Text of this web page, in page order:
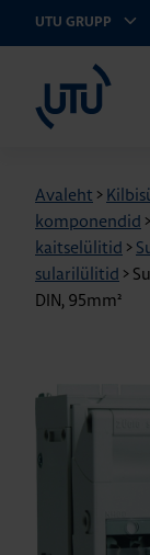
UTU GRUPP
Avaleht >
komponendid >
kaitselülitid >
sularilülitid >
DIN, 95mm²